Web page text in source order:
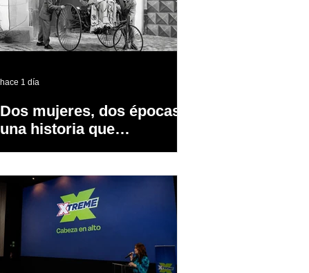
Dos mujeres, dos épocas y
una historia que
hace 1 día